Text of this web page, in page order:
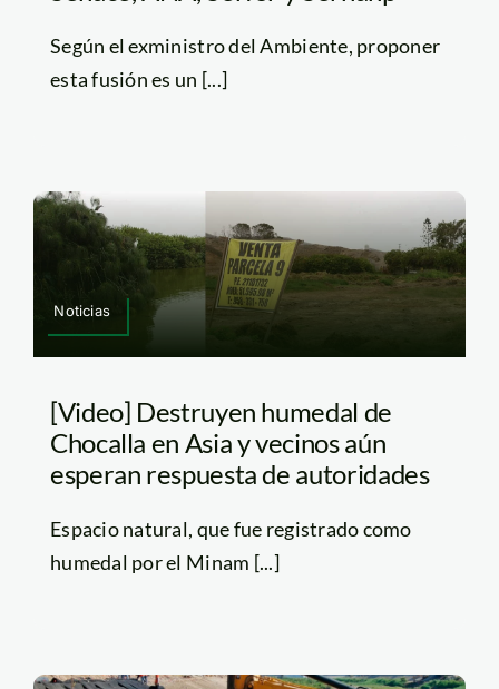
Según el exministro del Ambiente, proponer
esta fusión es un [...]
Noticias
[Video] Destruyen humedal de
Chocalla en Asia y vecinos aún
esperan respuesta de autoridades
Espacio natural, que fue registrado como
humedal por el Minam [...]